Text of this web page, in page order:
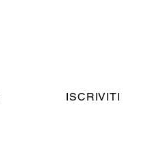
ISCRIVITI